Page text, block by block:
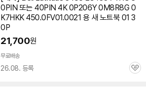
0PIN 또는 40PIN 4K 0P206Y 0M8R8G 0
K7HKK 450.0FV01.0021 용 새 노트북 01 3
0P
21,700원
무료배송
26.08. 등록
관